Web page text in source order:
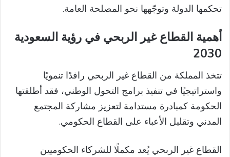
تحكمها الدولة وتوجّهها نحو المصلحة العامة.
أهمية القطاع غير الربحي في رؤية السعودية
2030
تتخذ المملكة من القطاع غير الربحي رافدًا تنمويًا
واستراتيجيًا في تنفيذ برامج التحول الوطني، فقد أطلقتها
الحكومة كمبادرة مستدامة لتعزيز مشاركة المجتمع
المدني وتقليل الأعباء على القطاع الحكومي.
القطاع غير الربحي يُعد مكملًا للشركاء الحكوميين